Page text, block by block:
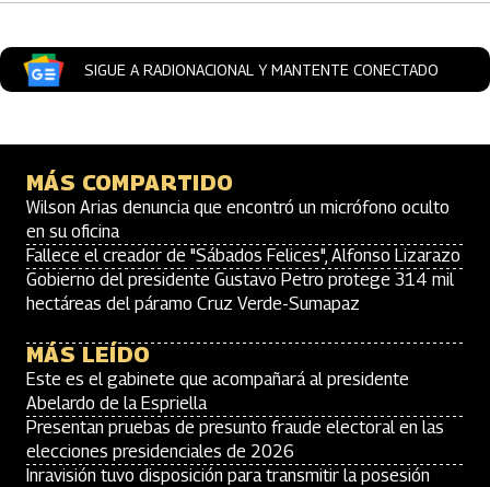
SIGUE A RADIONACIONAL Y MANTENTE CONECTADO
MÁS COMPARTIDO
Wilson Arias denuncia que encontró un micrófono oculto
en su oficina
Fallece el creador de "Sábados Felices", Alfonso Lizarazo
Gobierno del presidente Gustavo Petro protege 314 mil
hectáreas del páramo Cruz Verde-Sumapaz
MÁS LEÍDO
Este es el gabinete que acompañará al presidente
Abelardo de la Espriella
Presentan pruebas de presunto fraude electoral en las
elecciones presidenciales de 2026
Inravisión tuvo disposición para transmitir la posesión